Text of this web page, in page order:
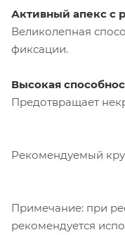
Активный апекс с
Великолепная
фиксации.
Высокая
Предотвращает
Рекомендуемый
Примечание: при
рекомендуется